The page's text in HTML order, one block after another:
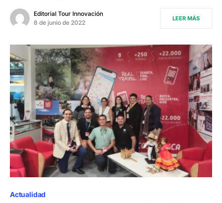
Editorial Tour Innovación
8 de junio de 2022
LEER MÁS
Actualidad